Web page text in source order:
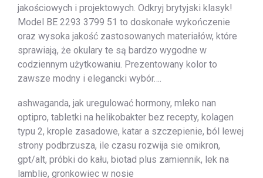
jakościowych i projektowych. Odkryj brytyjski klasyk!
Model BE 2293 3799 51 to doskonałe wykończenie
oraz wysoka jakość zastosowanych materiałów, które
sprawiają, że okulary te są bardzo wygodne w
codziennym użytkowaniu. Prezentowany kolor to
zawsze modny i elegancki wybór….
ashwaganda, jak uregulować hormony, mleko nan
optipro, tabletki na helikobakter bez recepty, kolagen
typu 2, krople zasadowe, katar a szczepienie, ból lewej
strony podbrzusza, ile czasu rozwija sie omikron,
gpt/alt, próbki do kału, biotad plus zamiennik, lek na
lamblie, gronkowiec w nosie